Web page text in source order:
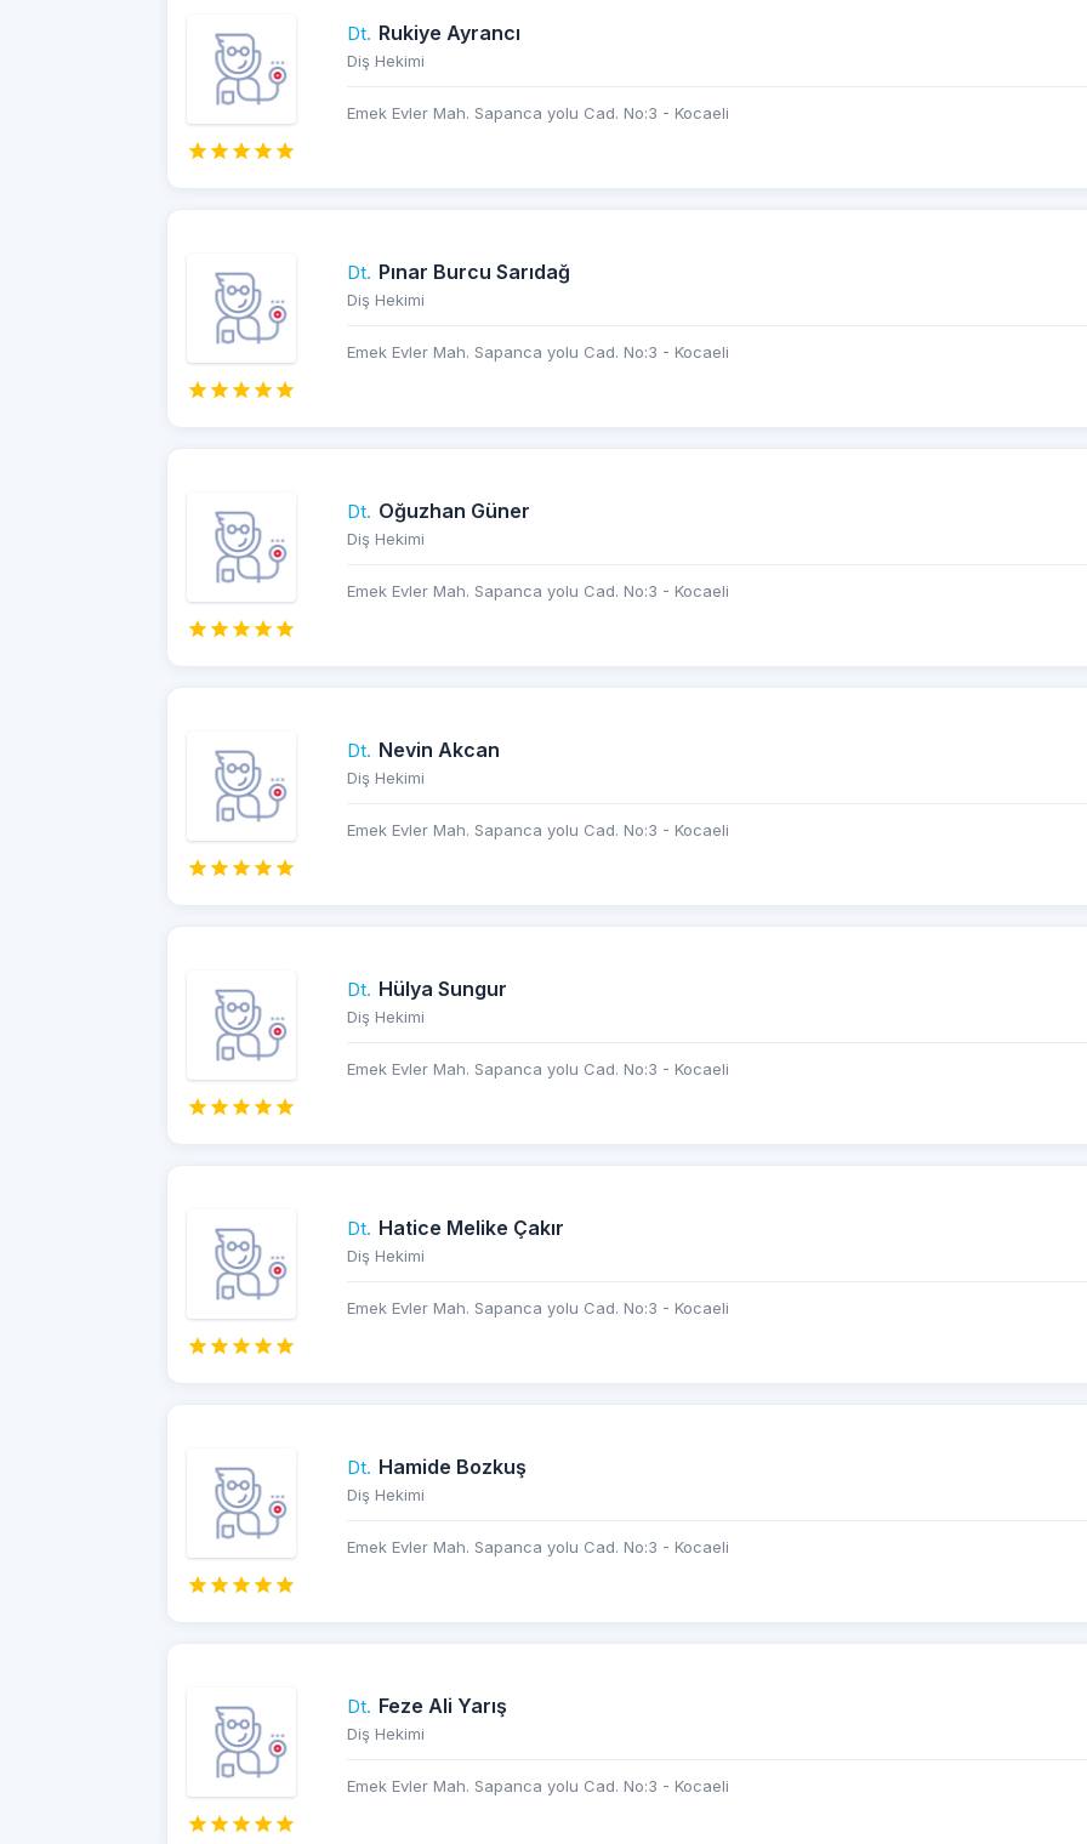
Dt. Rukiye Ayrancı
Diş Hekimi
Emek Evler Mah. Sapanca yolu Cad. No:3 - Kocaeli
Dt. Pınar Burcu Sarıdağ
Diş Hekimi
Emek Evler Mah. Sapanca yolu Cad. No:3 - Kocaeli
Dt. Oğuzhan Güner
Diş Hekimi
Emek Evler Mah. Sapanca yolu Cad. No:3 - Kocaeli
Dt. Nevin Akcan
Diş Hekimi
Emek Evler Mah. Sapanca yolu Cad. No:3 - Kocaeli
Dt. Hülya Sungur
Diş Hekimi
Emek Evler Mah. Sapanca yolu Cad. No:3 - Kocaeli
Dt. Hatice Melike Çakır
Diş Hekimi
Emek Evler Mah. Sapanca yolu Cad. No:3 - Kocaeli
Dt. Hamide Bozkuş
Diş Hekimi
Emek Evler Mah. Sapanca yolu Cad. No:3 - Kocaeli
Dt. Feze Ali Yarış
Diş Hekimi
Emek Evler Mah. Sapanca yolu Cad. No:3 - Kocaeli